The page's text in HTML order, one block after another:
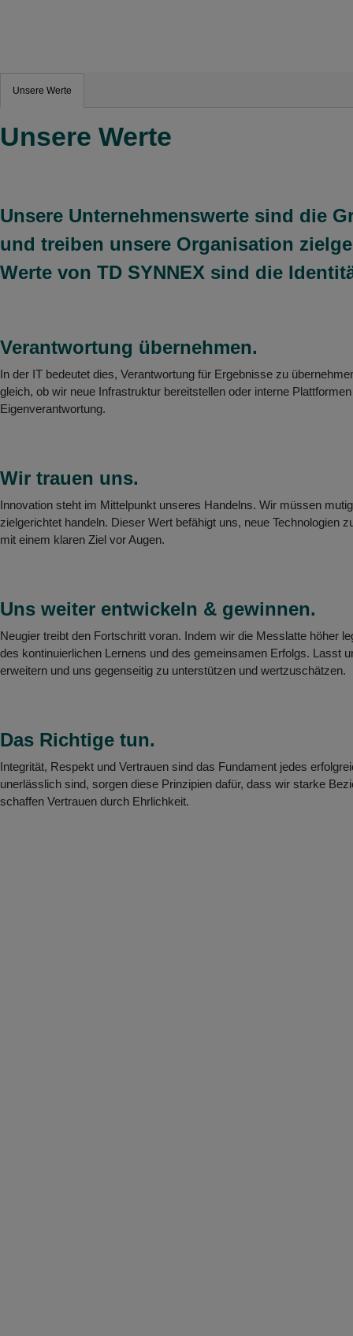
Unsere Werte
Unsere Werte
Unsere Unternehmenswerte sind die
und treiben unsere Organisation
Werte von TD SYNNEX sind die
Verantwortung übernehmen.
In der IT bedeutet dies, Verantwortung für Ergebnisse zu
gleich, ob wir neue Infrastruktur bereitstellen oder interne
Eigenverantwortung.
Wir trauen uns.
Innovation steht im Mittelpunkt unseres Handelns. Wir müssen
zielgerichtet handeln. Dieser Wert befähigt uns, neue Technologien
mit einem klaren Ziel vor Augen.
Uns weiter entwickeln & gewinnen.
Neugier treibt den Fortschritt voran. Indem wir die Messlatte höher
des kontinuierlichen Lernens und des gemeinsamen Erfolgs. Lasst
erweitern und uns gegenseitig zu unterstützen und wertzuschätzen.
Das Richtige tun.
Integrität, Respekt und Vertrauen sind das Fundament jedes
unerlässlich sind, sorgen diese Prinzipien dafür, dass wir starke
schaffen Vertrauen durch Ehrlichkeit.